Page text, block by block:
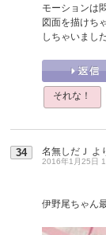
モーションは
図面を描けち
しちゃいまし
それな！
34 名無しだＪ よ
2016年1月25日
伊野尾ちゃん